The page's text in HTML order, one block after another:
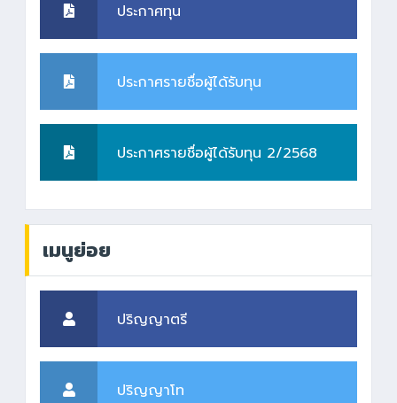
ประกาศทุน
ประกาศรายชื่อผู้ได้รับทุน
ประกาศรายชื่อผู้ได้รับทุน 2/2568
เมนูย่อย
ปริญญาตรี
ปริญญาโท